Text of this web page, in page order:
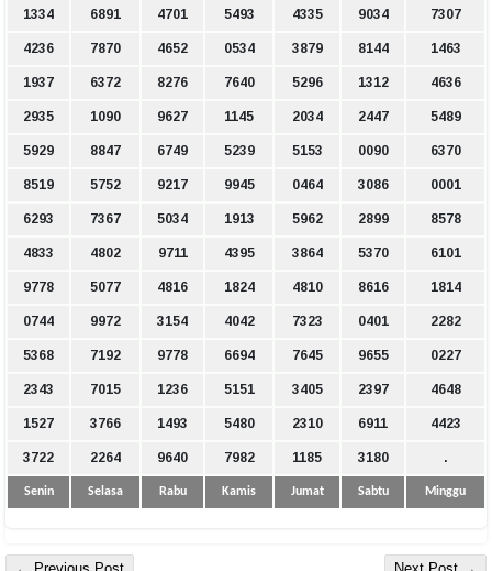
1334 6891 4701 5493 4335 9034 7307
4236 7870 4652 0534 3879 8144 1463
1937 6372 8276 7640 5296 1312 4636
2935 1090 9627 1145 2034 2447 5489
5929 8847 6749 5239 5153 0090 6370
8519 5752 9217 9945 0464 3086 0001
6293 7367 5034 1913 5962 2899 8578
4833 4802 9711 4395 3864 5370 6101
9778 5077 4816 1824 4810 8616 1814
0744 9972 3154 4042 7323 0401 2282
5368 7192 9778 6694 7645 9655 0227
2343 7015 1236 5151 3405 2397 4648
1527 3766 1493 5480 2310 6911 4423
3722 2264 9640 7982 1185 3180 .
Senin Selasa Rabu Kamis Jumat Sabtu Minggu